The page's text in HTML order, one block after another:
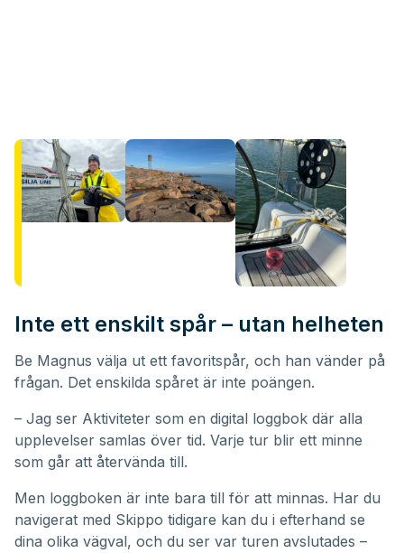
Inte ett enskilt spår – utan helheten
Be Magnus välja ut ett favoritspår, och han vänder på
frågan. Det enskilda spåret är inte poängen.
– Jag ser Aktiviteter som en digital loggbok där alla
upplevelser samlas över tid. Varje tur blir ett minne
som går att återvända till.
Men loggboken är inte bara till för att minnas. Har du
navigerat med Skippo tidigare kan du i efterhand se
dina olika vägval, och du ser var turen avslutades –